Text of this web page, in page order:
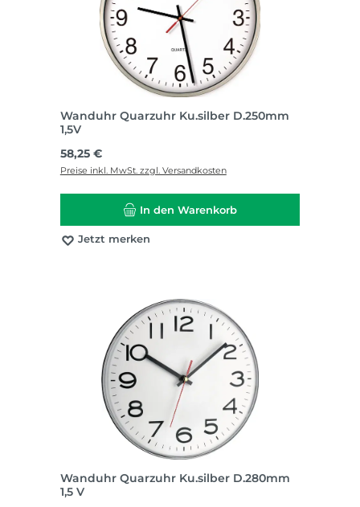
Wanduhr Quarzuhr Ku.silber D.250mm
1,5V
Regulärer Preis:
58,25 €
Preise inkl. MwSt. zzgl. Versandkosten
In den Warenkorb
Jetzt merken
Wanduhr Quarzuhr Ku.silber D.280mm
1,5 V